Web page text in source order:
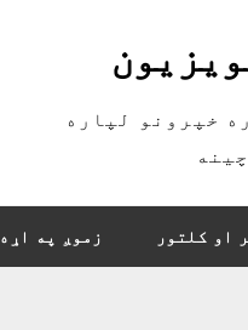
خپرونو لپاره
او کلتور زموږ په اړه